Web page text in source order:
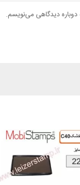
دوباره دیدگاهی می‌نویسم.